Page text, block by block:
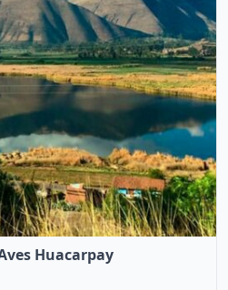
Huacarpay